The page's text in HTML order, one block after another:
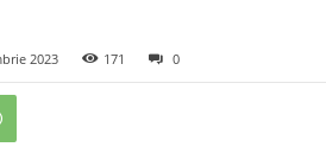
2023 171 0